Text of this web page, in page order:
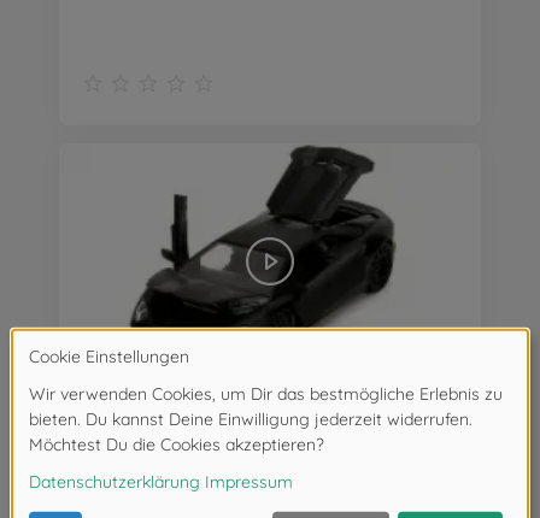
Fast&Furious Lamborghini Aventador 1:24